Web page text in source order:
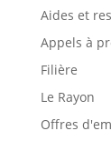
Aides et
Appels à
Filière
Le Rayon
Offres